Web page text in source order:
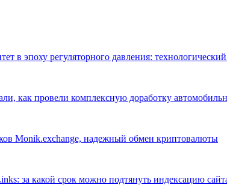
в эпоху регуляторного давления:
как провели комплексную доработку
Monik.exchange, надежный обмен криптовалюты
за какой срок можно подтянуть индексацию